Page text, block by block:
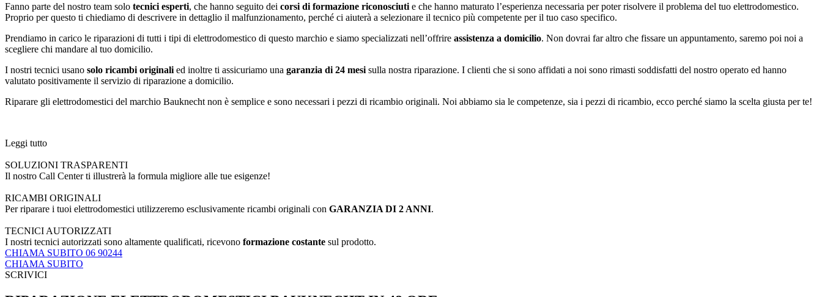
Fanno parte del nostro team solo tecnici esperti, che hanno seguito dei corsi di formazione riconosciuti e che hanno maturato l’esperienza necessaria per poter risolvere il problema del tuo elettrodomestico.
Proprio per questo ti chiediamo di descrivere in dettaglio il malfunzionamento, perché ci aiuterà a selezionare il tecnico più competente per il tuo caso specifico.
Prendiamo in carico le riparazioni di tutti i tipi di elettrodomestico di questo marchio e siamo specializzati nell’offrire assistenza a domicilio. Non dovrai far altro che fissare un appuntamento, saremo poi noi a
scegliere chi mandare al tuo domicilio.
I nostri tecnici usano solo ricambi originali ed inoltre ti assicuriamo una garanzia di 24 mesi sulla nostra riparazione. I clienti che si sono affidati a noi sono rimasti soddisfatti del nostro operato ed hanno
valutato positivamente il servizio di riparazione a domicilio.
Riparare gli elettrodomestici del marchio Bauknecht non è semplice e sono necessari i pezzi di ricambio originali. Noi abbiamo sia le competenze, sia i pezzi di ricambio, ecco perché siamo la scelta giusta per te!
Leggi tutto
SOLUZIONI TRASPARENTI
Il nostro Call Center ti illustrerà la formula migliore alle tue esigenze!
RICAMBI ORIGINALI
Per riparare i tuoi elettrodomestici utilizzeremo esclusivamente ricambi originali con GARANZIA DI 2 ANNI.
TECNICI AUTORIZZATI
I nostri tecnici autorizzati sono altamente qualificati, ricevono formazione costante sul prodotto.
CHIAMA SUBITO 06 90244
CHIAMA SUBITO
SCRIVICI